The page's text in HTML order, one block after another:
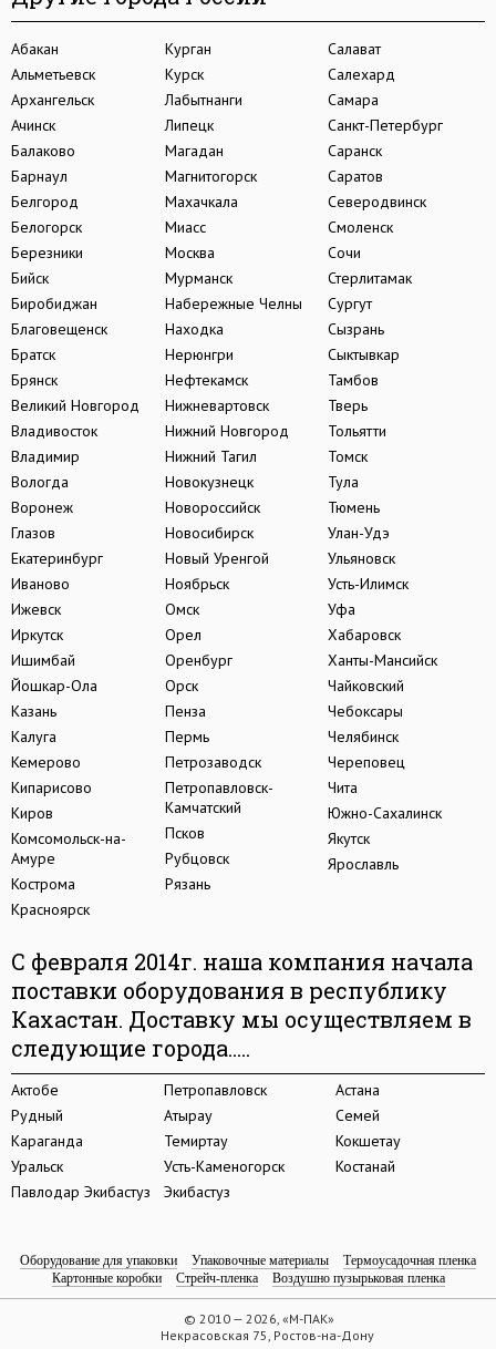
Абакан
Альметьевск
Архангельск
Ачинск
Балаково
Барнаул
Белгород
Белогорск
Березники
Бийск
Биробиджан
Благовещенск
Братск
Брянск
Великий Новгород
Владивосток
Владимир
Вологда
Воронеж
Глазов
Екатеринбург
Иваново
Ижевск
Иркутск
Ишимбай
Йошкар-Ола
Казань
Калуга
Кемерово
Кипарисово
Киров
Комсомольск-на-
Амуре
Кострома
Красноярск
Курган
Курск
Лабытнанги
Липецк
Магадан
Магнитогорск
Махачкала
Миасс
Москва
Мурманск
Набережные Челны
Находка
Нерюнгри
Нефтекамск
Нижневартовск
Нижний Новгород
Нижний Тагил
Новокузнецк
Новороссийск
Новосибирск
Новый Уренгой
Ноябрьск
Омск
Орел
Оренбург
Орск
Пенза
Пермь
Петрозаводск
Петропавловск-
Камчатский
Псков
Рубцовск
Рязань
Салават
Салехард
Самара
Санкт-Петербург
Саранск
Саратов
Северодвинск
Смоленск
Сочи
Стерлитамак
Сургут
Сызрань
Сыктывкар
Тамбов
Тверь
Тольятти
Томск
Тула
Тюмень
Улан-Удэ
Ульяновск
Усть-Илимск
Уфа
Хабаровск
Ханты-Мансийск
Чайковский
Чебоксары
Челябинск
Череповец
Чита
Южно-Сахалинск
Якутск
Ярославль
С февраля 2014г. наша компания начала
поставки оборудования в республику
Кахастан. Доставку мы осуществляем в
следующие города.....
Актобе
Рудный
Караганда
Уральск
Павлодар Экибастуз
Петропавловск
Атырау
Темиртау
Усть-Каменогорск
Экибастуз
Астана
Семей
Кокшетау
Костанай
Оборудование для упаковки Упаковочные материалы
Термоусадочная пленка
Картонные коробки
Стрейч-пленка Воздушно пузырьковая пленка
© 2010 — 2026, «М-ПАК»
Некрасовская 75, Ростов-на-Дону